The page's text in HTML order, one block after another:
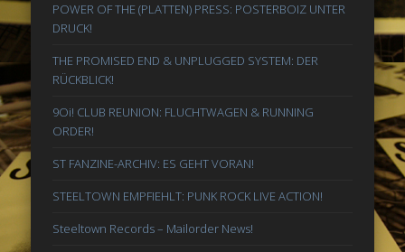
POWER OF THE (PLATTEN) PRESS: POSTERBOIZ UNTER
DRUCK!
THE PROMISED END & UNPLUGGED SYSTEM: DER
RÜCKBLICK!
9Oi! CLUB REUNION: FLUCHTWAGEN & RUNNING
ORDER!
ST FANZINE-ARCHIV: ES GEHT VORAN!
STEELTOWN EMPFIEHLT: PUNK ROCK LIVE ACTION!
Steeltown Records – Mailorder News!